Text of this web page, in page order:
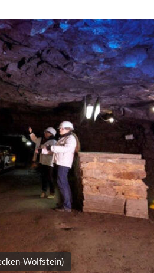
Wolfstein)